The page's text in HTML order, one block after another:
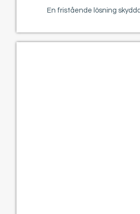
En fristående lösning